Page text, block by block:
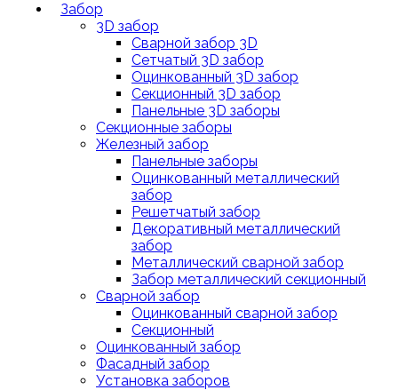
Забор
3D забор
Сварной забор 3D
Сетчатый 3D забор
Оцинкованный 3D забор
Секционный 3D забор
Панельные 3D заборы
Секционные заборы
Железный забор
Панельные заборы
Оцинкованный металлический
забор
Решетчатый забор
Декоративный металлический
забор
Металлический сварной забор
Забор металлический секционный
Сварной забор
Оцинкованный сварной забор
Секционный
Оцинкованный забор
Фасадный забор
Установка заборов